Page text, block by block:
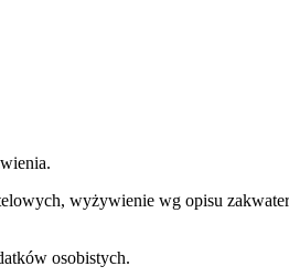
wyżywienie wg opisu
osobistych.